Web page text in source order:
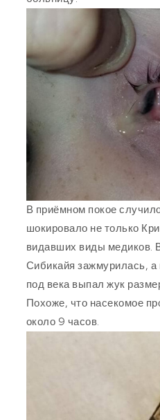
В приёмном покое
шокировало не только
видавших виды медиков.
Сибикайя зажмурилась, а
под века выпал жук
Похоже, что насекомое
около 9 часов.